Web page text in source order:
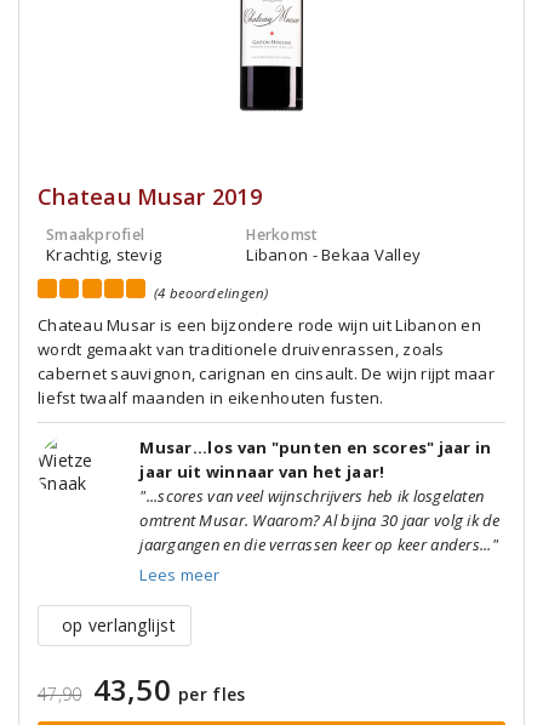
Chateau Musar 2019
Smaakprofiel
Krachtig, stevig
Herkomst
Libanon - Bekaa Valley
(4 beoordelingen)
Chateau Musar is een bijzondere rode wijn uit Libanon en
wordt gemaakt van traditionele druivenrassen, zoals
cabernet sauvignon, carignan en cinsault. De wijn rijpt maar
liefst twaalf maanden in eikenhouten fusten.
Musar...los van "punten en scores" jaar in
jaar uit winnaar van het jaar!
"...scores van veel wijnschrijvers heb ik losgelaten
omtrent Musar. Waarom? Al bijna 30 jaar volg ik de
jaargangen en die verrassen keer op keer anders..."
Lees meer
op verlanglijst
47,90 43,50 per fles